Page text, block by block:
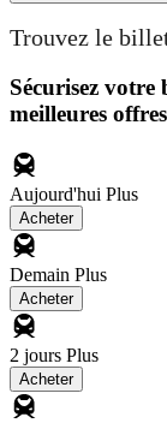
Trouvez le
Sécurisez
meilleures
Aujourd'hui Plus
Acheter
Demain Plus
Acheter
2 jours Plus
Acheter